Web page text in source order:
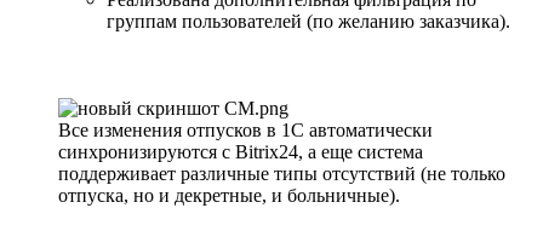
группам пользователей (по желанию заказчика).
Все изменения отпусков в 1С автоматически
синхронизируются с Bitrix24, а еще система
поддерживает различные типы отсутствий (не только
отпуска, но и декретные, и больничные).